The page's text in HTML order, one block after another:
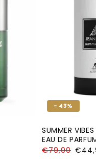
- 43%
SUMMER
EAU DE
Normale
€79,00